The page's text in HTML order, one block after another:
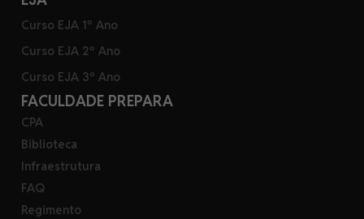
Curso EJA 1º Ano
Curso EJA 2º Ano
Curso EJA 3º Ano
FACULDADE PREPARA
CPA
Biblioteca
Infraestrutura
FAQ
Regimento